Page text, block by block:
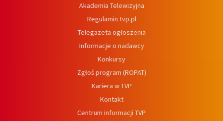
Akademia Telewizyjna
Regulamin tvp.pl
Telegazeta ogłoszenia
Informacje o nadawcy
Konkursy
Zgłoś program (ROPAT)
Kariera w TVP
Kontakt
Centrum informacji TVP